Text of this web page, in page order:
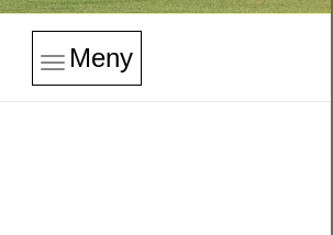
Meny